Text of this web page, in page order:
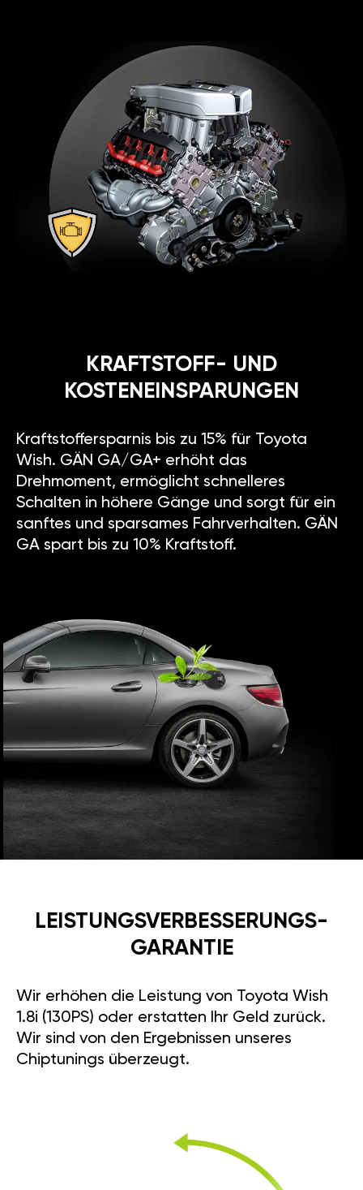
KRAFTSTOFF- UND
KOSTENEINSPARUNGEN
Kraftstoffersparnis bis zu 15% für Toyota
Wish. GÄN GA/GA+ erhöht das
Drehmoment, ermöglicht schnelleres
Schalten in höhere Gänge und sorgt für ein
sanftes und sparsames Fahrverhalten. GÄN
GA spart bis zu 10% Kraftstoff.
LEISTUNGSVERBESSE­RUNGS­
GARANTIE
Wir erhöhen die Leistung von Toyota Wish
1.8i (130PS) oder erstatten Ihr Geld zurück.
Wir sind von den Ergebnissen unseres
Chiptunings überzeugt.